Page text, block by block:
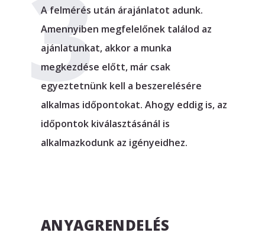
A felmérés után árajánlatot adunk.
Amennyiben megfelelőnek találod az
ajánlatunkat, akkor a munka
megkezdése előtt, már csak
egyeztetnünk kell a beszerelésére
alkalmas időpontokat. Ahogy eddig is, az
időpontok kiválasztásánál is
alkalmazkodunk az igényeidhez.
ANYAGRENDELÉS